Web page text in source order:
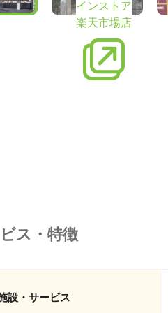
インストア
楽天市場店
ス・特徴
設・サービス